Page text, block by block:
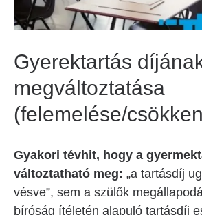
Gyerektartás
megváltoztatása
(felemelése/
Gyakori tévhit, hogy a
változtatható meg: „a tartásdíj
vésve”, sem a szülők
bíróság ítéletén alapuló tartásdíj